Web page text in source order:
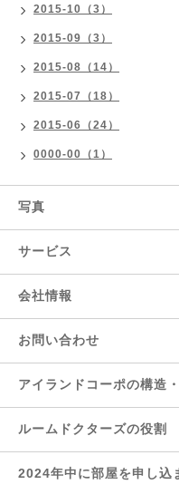
2015-10（3）
2015-09（3）
2015-08（14）
2015-07（18）
2015-06（24）
0000-00（1）
写真
サービス
会社情報
お問い合わせ
アイランドコーポの構造
ルームドクターズの役割
2024年中に部屋を申し込